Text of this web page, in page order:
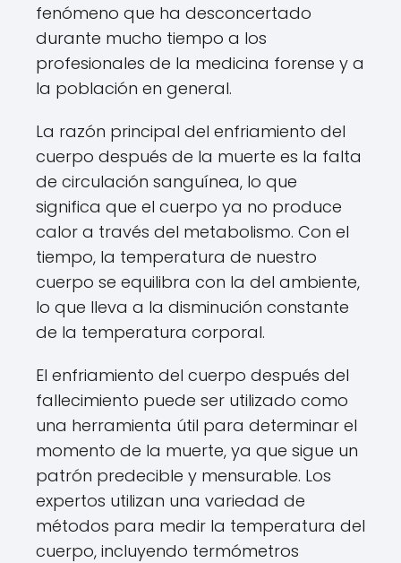
fenómeno que ha desconcertado
durante mucho tiempo a los
profesionales de la medicina forense y a
la población en general.
La razón principal del enfriamiento del
cuerpo después de la muerte es la falta
de circulación sanguínea, lo que
significa que el cuerpo ya no produce
calor a través del metabolismo. Con el
tiempo, la temperatura de nuestro
cuerpo se equilibra con la del ambiente,
lo que lleva a la disminución constante
de la temperatura corporal.
El enfriamiento del cuerpo después del
fallecimiento puede ser utilizado como
una herramienta útil para determinar el
momento de la muerte, ya que sigue un
patrón predecible y mensurable. Los
expertos utilizan una variedad de
métodos para medir la temperatura del
cuerpo, incluyendo termómetros